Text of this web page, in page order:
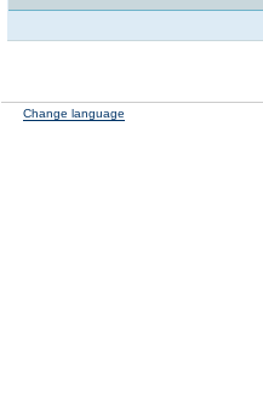
Change language